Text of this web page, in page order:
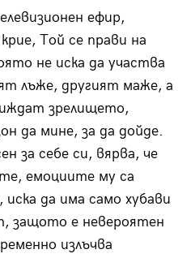
ефир,
Той се прави на
не иска да участва
лъже, другият маже, а
зрелището,
да мине, за да дойде.
за себе си, вярва, че
емоциите му са
да има само хубави
защото е невероятен
излъчва